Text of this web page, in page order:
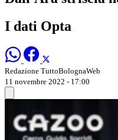
I dati Opta
Redazione TuttoBolognaWeb
11 novembre 2022 - 17:00